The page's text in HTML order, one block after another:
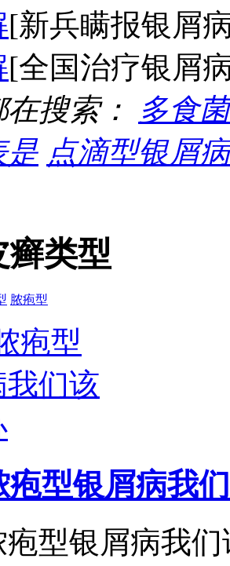
[新兵瞒报银屑
[全国治疗银屑
搜索：
多食
是 点滴型银屑
癣类型
脓疱型
疱型银屑病我们
疱型银屑病我